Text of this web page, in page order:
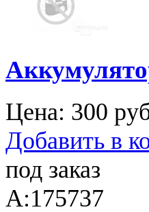
Цена: 300
Добавить в
под заказ
A:175737